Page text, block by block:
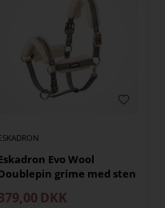
Evo Wool
grime med sten
DKK